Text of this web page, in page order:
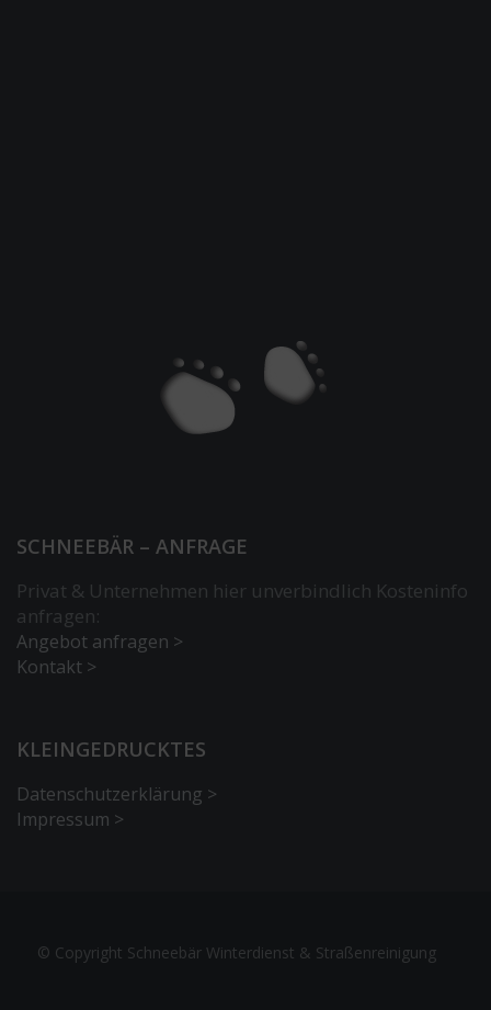
SCHNEEBÄR – ANFRAGE
Privat & Unternehmen hier unverbindlich Kosteninfo
anfragen:
Angebot anfragen >
Kontakt >
KLEINGEDRUCKTES
Datenschutzerklärung >
Impressum >